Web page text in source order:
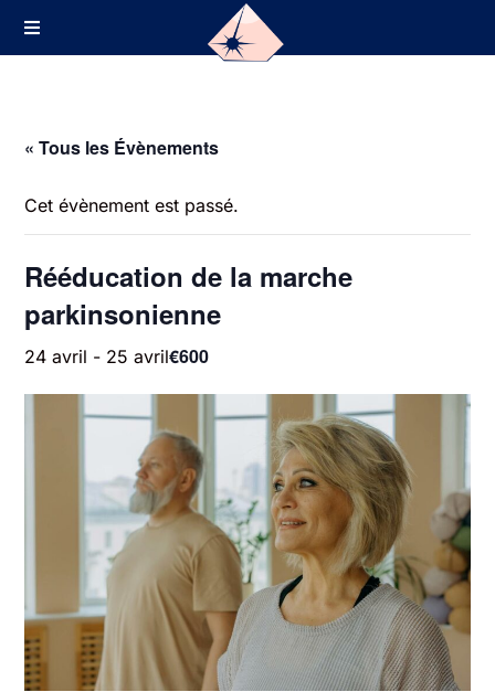
« Tous les Évènements
Cet évènement est passé.
Rééducation de la marche
parkinsonienne
24 avril - 25 avril€600